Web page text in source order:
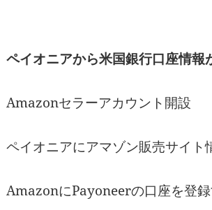
ペイオニアから米国銀行口座情報
Amazonセラーアカウント開設
ペイオニアにアマゾン販売サイト
AmazonにPayoneerの口座を登